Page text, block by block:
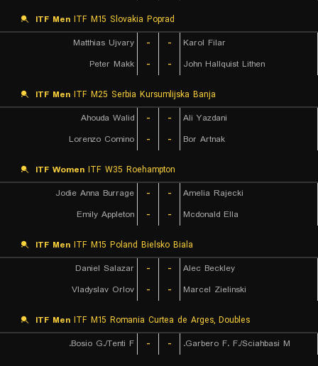
ITF Men ITF M15 Slovakia Poprad
Matthias Ujvary
- -
Karol Filar
Peter Makk
- - John Hallquist Lithen
ITF Men ITF M25 Serbia Kursumlijska Banja
Ahouda Walid
- -
Ali Yazdani
Lorenzo Comino
- - Bor Artnak
ITF Women ITF W35 Roehampton
Jodie Anna Burrage
- -
Amelia Rajecki
Emily Appleton
- - Mcdonald Ella
ITF Men ITF M15 Poland Bielsko Biala
Daniel Salazar
- -
Alec Beckley
Vladyslav Orlov
- - Marcel Zielinski
ITF Men ITF M15 Romania Curtea de Arges, Doubles
Bosio G./Tenti F.
- - Garbero F. F./Sciahbasi M.